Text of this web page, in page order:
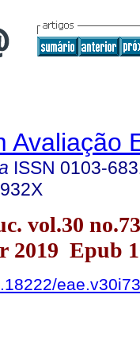
Avaliação
ISSN 0103-
vol.30
2019 Epub